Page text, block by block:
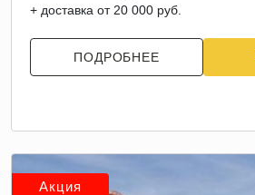
+ доставка от 20 000 руб.
ПОДРОБНЕЕ
Акция